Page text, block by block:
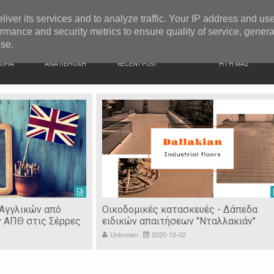
ΑΝΑ ΠΕΡΙΟΧΗ RECENT POST Η ΓΗ ΜΑΣ
από
ΑΠΘ στις Σέρρες
Οικοδομικές κατασκευές - Δάπεδα
ειδικών απαιτήσεων "Νταλλακιάν"
Unknown 2020-10-02
its services and to analyze traffic. Your IP address and
and security metrics to ensure quality of service,